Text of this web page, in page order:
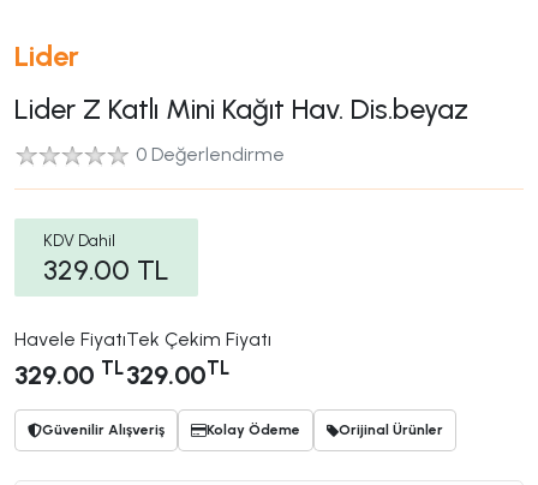
Lider
Lider Z Katlı Mini Kağıt Hav. Dis.beyaz
0 Değerlendirme
KDV Dahil
329.00 TL
Havele Fiyatı
329.00 TL
Tek Çekim Fiyatı
329.00TL
Güvenilir Alışveriş Kolay Ödeme Orijinal Ürünler